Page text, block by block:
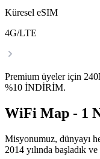
Küresel eSIM
4G/LTE
Premium üyeler için
%10 İNDİRİM.
WiFi Map - 1
Misyonumuz, dünyayı
2014 yılında başladık